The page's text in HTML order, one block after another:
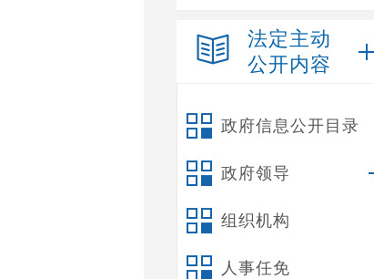
法定主动
公开内容
政府信息公开目录
政府领导
组织机构
人事任免